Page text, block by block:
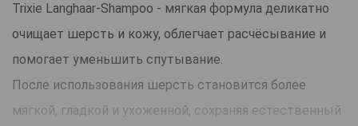
Trixie Langhaar-Shampoo - мягкая формула деликатно
очищает шерсть и кожу, облегчает расчёсывание и
помогает уменьшить спутывание.
После использования шерсть становится более
мягкой, гладкой и ухоженной, сохраняя естественный